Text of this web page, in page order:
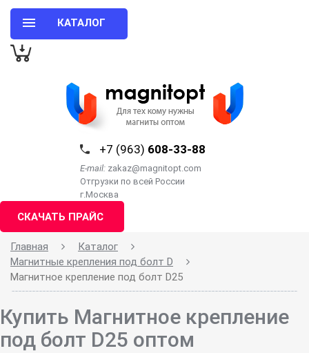
КАТАЛОГ
+7 (963) 608-33-88
E-mail: zakaz@magnitopt.com
Отгрузки по всей России
г.Москва
СКАЧАТЬ ПРАЙС
Главная
Каталог
Магнитные крепления под болт D
Магнитное крепление под болт D25
Купить Магнитное крепление
под болт D25 оптом